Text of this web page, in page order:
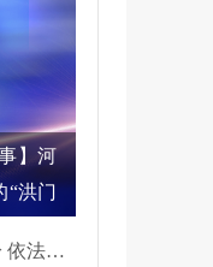
】河
“洪门
进中心·解纠纷丨多方联动化纠纷 依法调解护农耕